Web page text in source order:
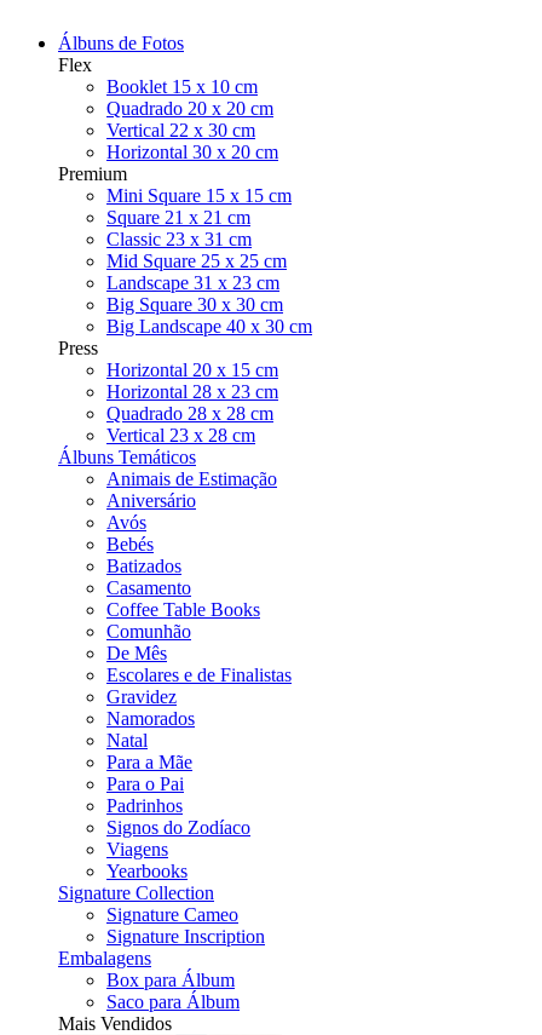
Álbuns de Fotos
Flex
Booklet 15 x 10 cm
Quadrado 20 x 20 cm
Vertical 22 x 30 cm
Horizontal 30 x 20 cm
Premium
Mini Square 15 x 15 cm
Square 21 x 21 cm
Classic 23 x 31 cm
Mid Square 25 x 25 cm
Landscape 31 x 23 cm
Big Square 30 x 30 cm
Big Landscape 40 x 30 cm
Press
Horizontal 20 x 15 cm
Horizontal 28 x 23 cm
Quadrado 28 x 28 cm
Vertical 23 x 28 cm
Álbuns Temáticos
Animais de Estimação
Aniversário
Avós
Bebés
Batizados
Casamento
Coffee Table Books
Comunhão
De Mês
Escolares e de Finalistas
Gravidez
Namorados
Natal
Para a Mãe
Para o Pai
Padrinhos
Signos do Zodíaco
Viagens
Yearbooks
Signature Collection
Signature Cameo
Signature Inscription
Embalagens
Box para Álbum
Saco para Álbum
Mais Vendidos